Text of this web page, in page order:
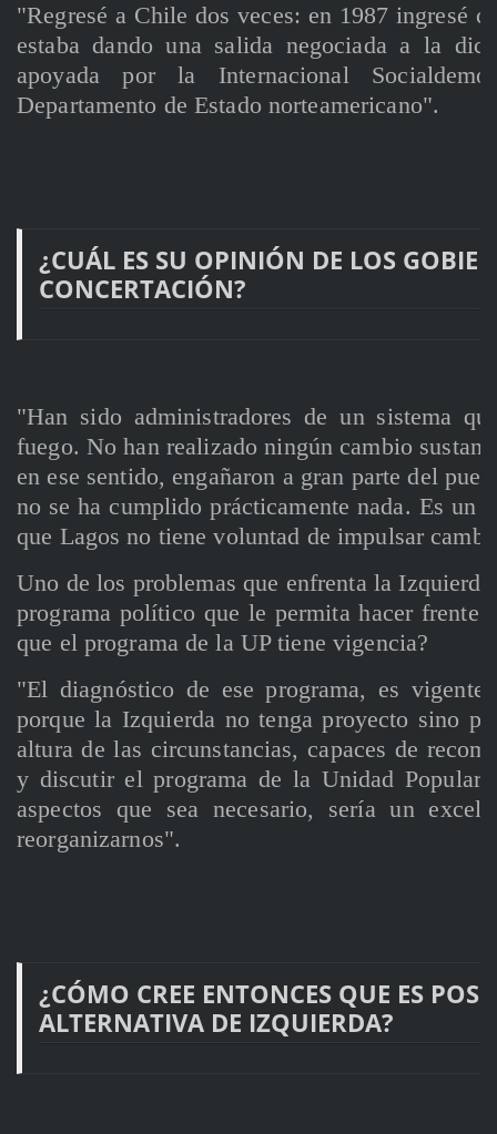
"Regresé a Chile dos veces: en 1987 ingresé
estaba dando una salida negociada a la
apoyada por la Internacional
Departamento de Estado norteamericano".
¿CUÁL ES SU OPINIÓN DE LOS
CONCERTACIÓN?
"Han sido administradores de un sistema
fuego. No han realizado ningún cambio
en ese sentido, engañaron a gran parte del
no se ha cumplido prácticamente nada. Es un
que Lagos no tiene voluntad de impulsar
Uno de los problemas que enfrenta la
programa político que le permita hacer frente
que el programa de la UP tiene vigencia?
"El diagnóstico de ese programa, es
porque la Izquierda no tenga proyecto sino
altura de las circunstancias, capaces de
y discutir el programa de la Unidad Popular,
aspectos que sea necesario, sería un
reorganizarnos".
¿CÓMO CREE ENTONCES QUE ES
ALTERNATIVA DE IZQUIERDA?